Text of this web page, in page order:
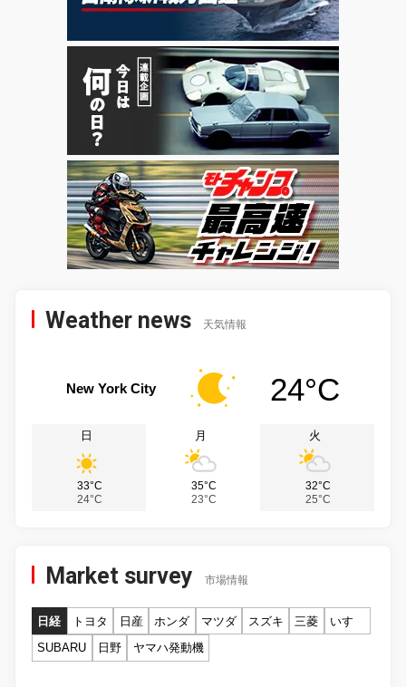
Weather news 天気情報
New York City 24°C
日
33°C
24°C
月
35°C
23°C
火
32°C
25°C
Market survey 市場情報
日経 トヨタ 日産 ホンダ マツダ スズキ 三菱
いすゞ
SUBARU
日野 ヤマハ発動機